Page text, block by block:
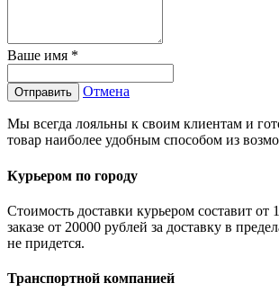
Ваше имя *
Отправить Отмена
Мы всегда лояльны к своим клиентам и
товар наиболее удобным способом из
Курьером по городу
Стоимость доставки курьером составит от
заказе от 20000 рублей за доставку в
не придется.
Транспортной компанией